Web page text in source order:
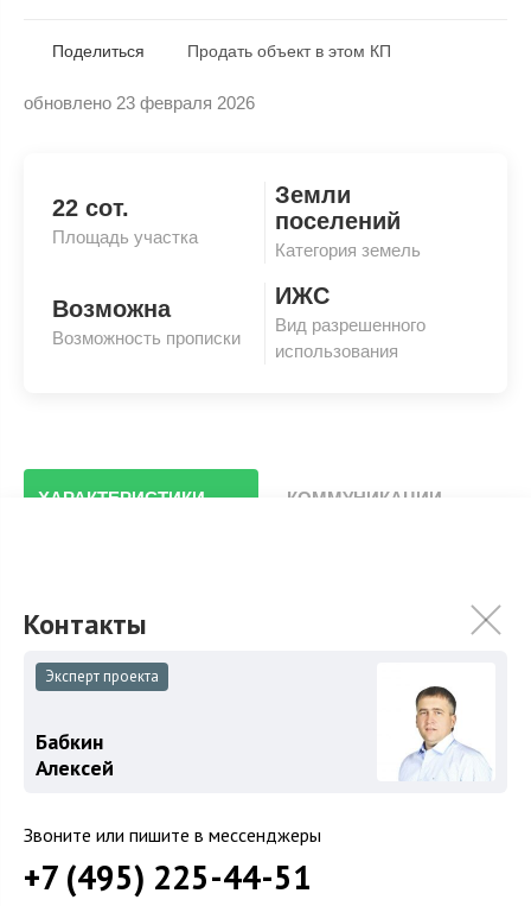
обновлено 23 февраля 2026
Поделиться Продать объект в этом КП
22 сот.
Площадь участка
Земли
поселений
Категория земель
Возможна
Возможность прописки
ИЖС
Вид разрешенного
использования
ХАРАКТЕРИСТИКИ КОММУНИКАЦИИ
Особенности Описание объекта
Участок правильной прямоугольной формы, с
участку.
Охраняемый поселок КП Николино
Эксперт проекта
Бабкин
Алексей
Звоните или пишите в мессенджеры
+7 (495) 225-44-51